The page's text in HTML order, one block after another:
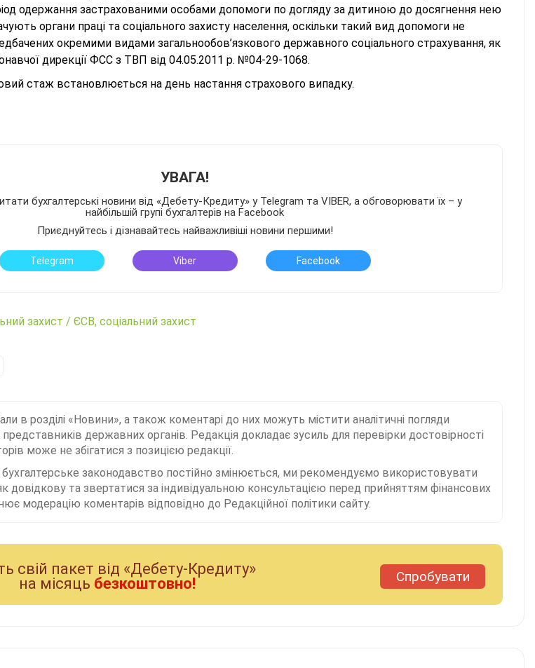
одержання застрахованими особами допомоги по догляду за дитиною до досягнення нею
органи праці та соціального захисту населення, оскільки такий вид допомоги не
окремими видами загальнообов’язкового державного соціального страхування, як
дирекції ФСС з ТВП від 04.05.2011 р. №04-29-1068.
стаж встановлюється на день настання страхового випадку.
УВАГА!
бухгалтерські новини від «Дебету-Кредиту» у Telegram та VIBER, а обговорювати їх – у
найбільшій групі бухгалтерів на Facebook
Приєднуйтесь і дізнавайтесь найважливіші новини першими!
Telegram Viber Facebook
захист / ЄСВ, соціальний захист
в розділі «Новини», а також коментарі до них можуть містити аналітичні погляди
представників державних органів. Редакція докладає зусиль для перевірки достовірності
може не збігатися з позицією редакції.
законодавство постійно змінюється, ми рекомендуємо використовувати
довідкову та звертатися за індивідуальною консультацією перед прийняттям фінансових
модерацію коментарів відповідно до Редакційної політики сайту.
свiй пакет вiд «Дебету-Кредиту»
на мiсяць безкоштовно! Спробувати